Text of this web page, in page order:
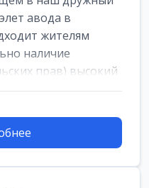
авода в
жителям
наличие
прав) высокий